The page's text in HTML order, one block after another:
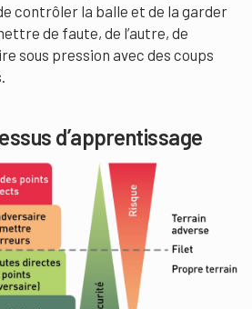
contrôler la balle et de la garder
de faute, de l’autre, de
sous pression avec des coups
d’apprentissage